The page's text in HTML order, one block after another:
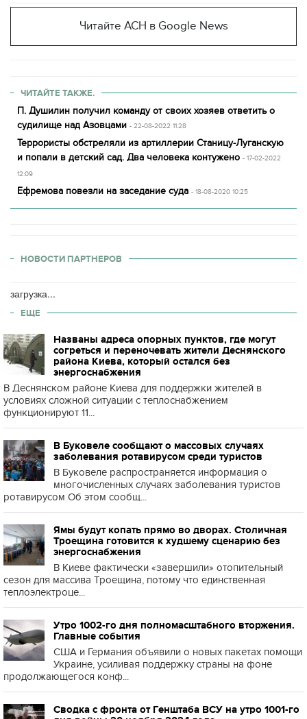
Читайте АСН в Google News
ЧИТАЙТЕ ТАКЖЕ.
П. Душилин получил команду от своих хозяев ответить о
судилище над Азовцами - 22-08-2022 11:28
Террористы обстреляли из артиллерии Станицу-Луганскую
и попали в детский сад. Два человека контужено - 17-02-2022
12:09
Ефремова повезли на заседание суда - 18-08-2020 10:25
НОВОСТИ ПАРТНЕРОВ
загрузка...
ЕЩЕ
Названы адреса опорных пунктов, где могут
согреться и переночевать жители Деснянского
района Киева, который остался без
энергоснабжения
В Деснянском районе Киева для поддержки жителей в
условиях сложной ситуации с теплоснабжением
функционируют 11...
В Буковеле сообщают о массовых случаях
заболевания ротавирусом среди туристов
В Буковеле распространяется информация о
многочисленных случаях заболевания туристов
ротавирусом Об этом сообщ...
Ямы будут копать прямо во дворах. Столичная
Троещина готовится к худшему сценарию без
энергоснабжения
В Киеве фактически «завершили» отопительный
сезон для массива Троещина, потому что единственная
теплоэлектроце...
Утро 1002-го дня полномасштабного вторжения.
Главные события
США и Германия объявили о новых пакетах помощи
Украине, усиливая поддержку страны на фоне
продолжающегося конф...
Сводка с фронта от Генштаба ВСУ на утро 1001-го